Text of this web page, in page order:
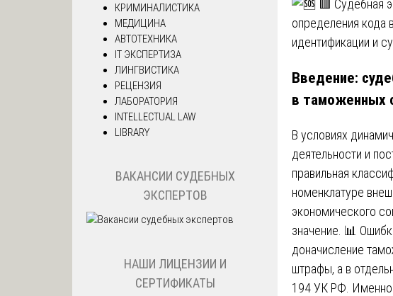
Введение:
в таможенных
В условиях
деятельности и
правильная
номенклатуре
экономического
значение. 📊
доначисление
штрафы, а в
194 УК РФ. Именно
КРИМИНАЛИСТИКА
МЕДИЦИНА
АВТОТЕХНИКА
IT ЭКСПЕРТИЗА
ЛИНГВИСТИКА
РЕЦЕНЗИЯ
ЛАБОРАТОРИЯ
INTELLECTUAL LAW
LIBRARY
ВАКАНСИИ СУДЕБНЫХ
ЭКСПЕРТОВ
НАШИ ЛИЦЕНЗИИ И
СЕРТИФИКАТЫ